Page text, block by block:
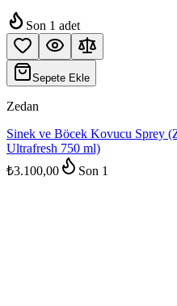
Son 1 adet
Sepete Ekle
Zedan
Sinek ve Böcek Kovucu
Ultrafresh 750 ml)
₺3.100,00
Son 1